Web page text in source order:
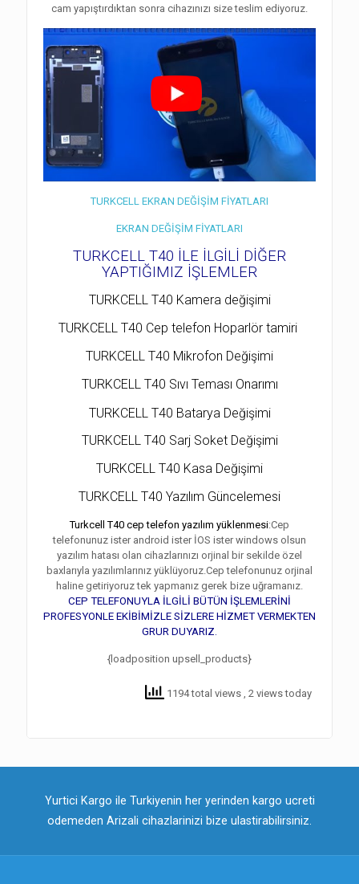
cam yapıştırdıktan sonra cihazınızı size teslim ediyoruz.
TURKCELL EKRAN DEĞİŞİM FİYATLARI
EKRAN DEĞİŞİM FİYATLARI
TURKCELL T40 İLE İLGİLİ DİĞER
YAPTIĞIMIZ İŞLEMLER
TURKCELL T40 Kamera değişimi
TURKCELL T40 Cep telefon Hoparlör tamiri
TURKCELL T40 Mikrofon Değişimi
TURKCELL T40 Sıvı Teması Onarımı
TURKCELL T40 Batarya Değişimi
TURKCELL T40 Sarj Soket Değişimi
TURKCELL T40 Kasa Değişimi
TURKCELL T40 Yazılım Güncelemesi
Turkcell T40 cep telefon yazılım yüklenmesi:Cep
telefonunuz ister android ister İOS ister windows olsun
yazılım hatası olan cihazlarınızı orjinal bir sekilde özel
baxlarıyla yazılımlarınız yüklüyoruz.Cep telefonunuz orjinal
haline getiriyoruz tek yapmanız gerek bize uğramanız.
CEP TELEFONUYLA İLGİLİ BÜTÜN İŞLEMLERİNİ
PROFESYONLE EKİBİMİZLE SİZLERE HİZMET VERMEKTEN
GRUR DUYARIZ.
{loadposition upsell_products}
1194 total views , 2 views today
Yurtici Kargo ile Turkiyenin her yerinden kargo ucreti
odemeden Arizali cihazlarinizi bize ulastirabilirsiniz.